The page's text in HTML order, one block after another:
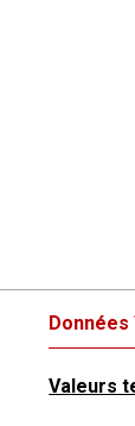
Données
Valeurs